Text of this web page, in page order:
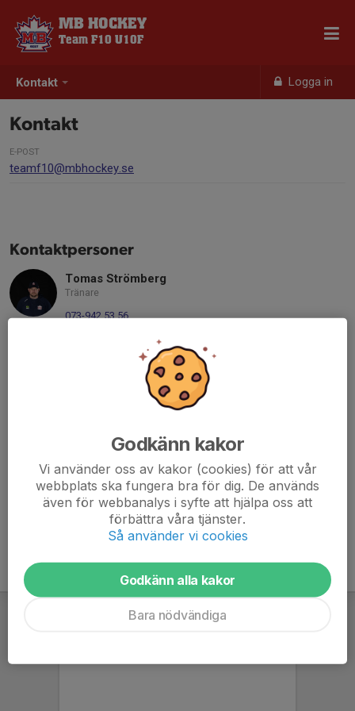
Kontakt Logga in
MB HOCKEY
Team F10 U10F
Kontakt
E-POST
teamf10@mbhockey.se
Kontaktpersoner
Tomas Strömberg
Tränare
073-942 53 56
Malin Odander
Therese Englund
Lagledare
070-749 54 19
therese-englund@hotmail.se
Godkänn kakor
Vi använder oss av kakor (cookies) för att vår
webbplats ska fungera bra för dig. De används
även för webbanalys i syfte att hjälpa oss att
förbättra våra tjänster.
Så använder vi cookies
Godkänn alla kakor
Bara nödvändiga